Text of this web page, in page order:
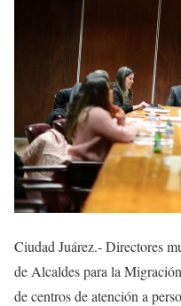
Ciudad Juárez.- Directores
de Alcaldes para la
de centros de atención a